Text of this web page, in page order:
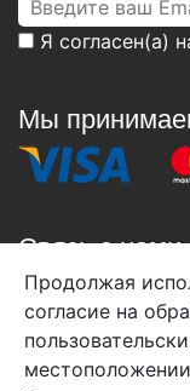
Я согласен(а)
Мы
Связь с нами
+7 (495)
info@arben-
Продолжая
согласие на